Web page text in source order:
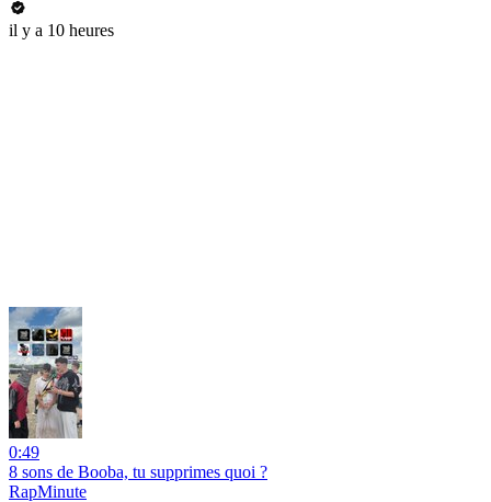
il y a 10 heures
0:49
8 sons de Booba, tu supprimes quoi ?
RapMinute